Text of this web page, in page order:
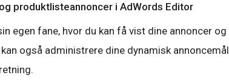
produktlisteannoncer i AdWords Editor
egen fane, hvor du kan få vist dine annoncer og
også administrere dine dynamisk annoncemål